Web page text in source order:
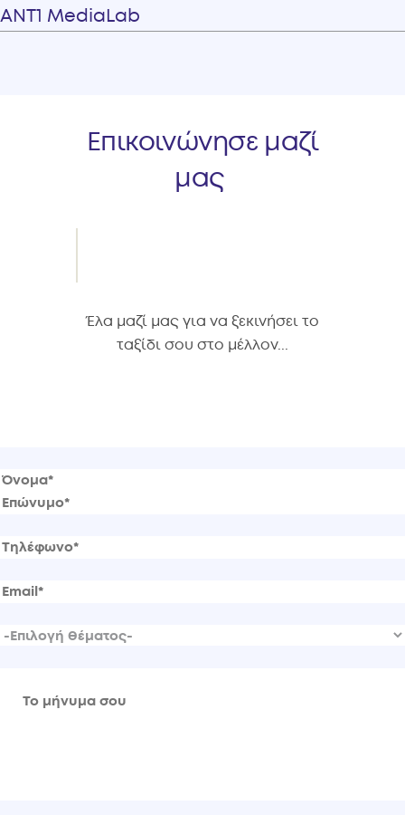
ANT1 MediaLab
Επικοινώνησε μαζί
μας
Έλα μαζί μας για να ξεκινήσει το
ταξίδι σου στο μέλλον...